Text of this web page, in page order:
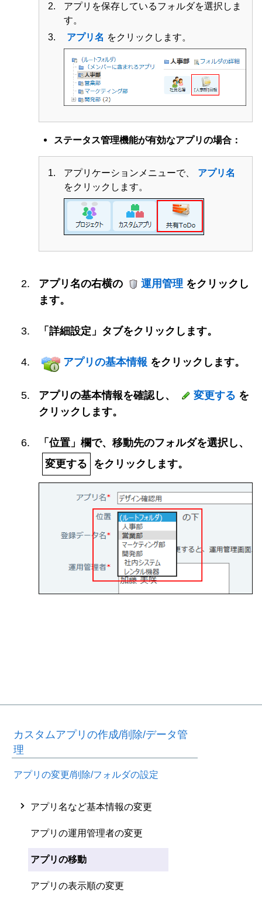
アプリを保存しているフォルダを選択しま
す。
アプリ名 をクリックします。
ステータス管理機能が有効なアプリの場合：
アプリケーションメニューで、
アプリ名
をクリックします。
アプリ名の右横の 運用管理 をクリックし
ます。
「詳細設定」タブをクリックします。
アプリの基本情報 をクリックします。
アプリの基本情報を確認し、 変更する を
クリックします。
「位置」欄で、移動先のフォルダを選択し、
変更する
をクリックします。
カスタムアプリの作成/削除/データ管
理
アプリの変更/削除/フォルダの設定
アプリ名など基本情報の変更
アプリの運用管理者の変更
アプリの移動
アプリの表示順の変更